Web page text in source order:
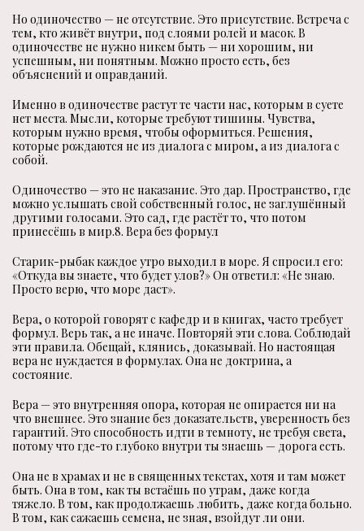
Но одиночество — не отсутствие. Это присутствие. Встреча с
тем, кто живёт внутри, под слоями ролей и масок. В
одиночестве не нужно никем быть — ни хорошим, ни
успешным, ни понятным. Можно просто есть, без
объяснений и оправданий.
Именно в одиночестве растут те части нас, которым в суете
нет места. Мысли, которые требуют тишины. Чувства,
которым нужно время, чтобы оформиться. Решения,
которые рождаются не из диалога с миром, а из диалога с
собой.
Одиночество — это не наказание. Это дар. Пространство, где
можно услышать свой собственный голос, не заглушённый
другими голосами. Это сад, где растёт то, что потом
принесёшь в мир.8. Вера без формул
Старик-рыбак каждое утро выходил в море. Я спросил его:
«Откуда вы знаете, что будет улов?» Он ответил: «Не знаю.
Просто верю, что море даст».
Вера, о которой говорят с кафедр и в книгах, часто требует
формул. Верь так, а не иначе. Повторяй эти слова. Соблюдай
эти правила. Обещай, клянись, доказывай. Но настоящая
вера не нуждается в формулах. Она не доктрина, а
состояние.
Вера — это внутренняя опора, которая не опирается ни на
что внешнее. Это знание без доказательств, уверенность без
гарантий. Это способность идти в темноту, не требуя света,
потому что где-то глубоко внутри ты знаешь — дорога есть.
Она не в храмах и не в священных текстах, хотя и там может
быть. Она в том, как ты встаёшь по утрам, даже когда
тяжело. В том, как продолжаешь любить, даже когда больно.
В том, как сажаешь семена, не зная, взойдут ли они.